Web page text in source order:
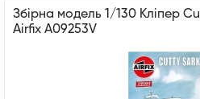
Збірна модель 1/130 Кліпер
Airfix A09253V